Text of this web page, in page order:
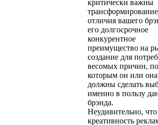
критически важны
отличия вашего
его долгосрочное
конкурентное
преимущество на
создание для
весомых причин, по
которым он или она
должны сделать
именно в пользу
брэнда.
Неудивительно, что
креативность